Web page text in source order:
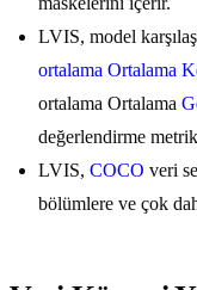
LVIS, model
ortalama Ortalama
ortalama Ortalama
değerlendirme
LVIS, COCO veri
bölümlere ve çok